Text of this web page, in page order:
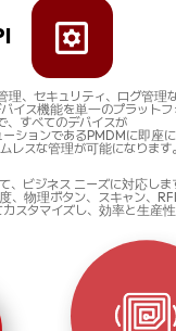
理、セキュリティ、ログ管理な
イス機能を単一のプラットフ
、すべてのデバイスが
ションであるPMDMに即座に
レスな管理が可能になります
、ビジネス ニーズに対応しま
、物理ボタン、スキャン、
スタマイズし、効率と生産性